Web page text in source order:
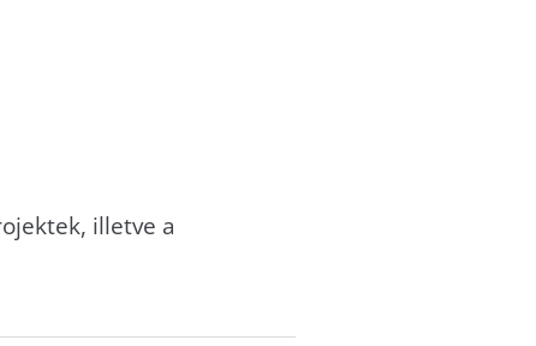
illetve a